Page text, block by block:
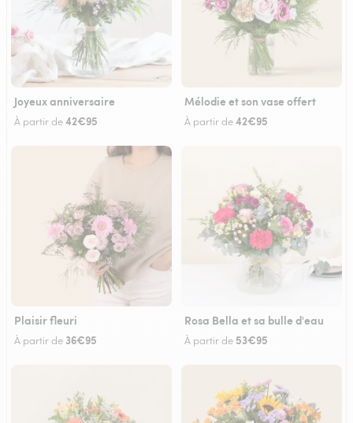
Joyeux anniversaire
À partir de42€95
Mélodie et son vase offert
À partir de42€95
Plaisir fleuri
À partir de 36€95
Rosa Bella et sa bulle d'eau
À partir de 53€95